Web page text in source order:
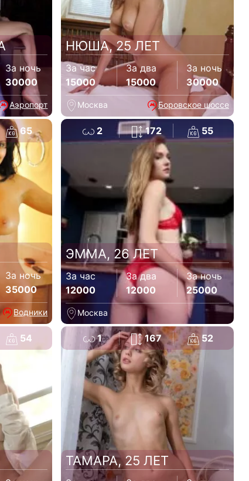
За ночь
30000
Аэропорт
НЮША, 25 ЛЕТ
За час
15000
За два
15000
За ночь
30000
Москва Боровское шоссе
65
За ночь
35000
Водники
2 172 55
ЭММА, 26 ЛЕТ
За час
12000
За два
12000
За ночь
25000
Москва
54 1 167 52
ТАМАРА, 25 ЛЕТ